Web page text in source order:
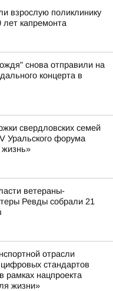
взрослую поликлинику
лет капремонта
снова отправили на
концерта в
свердловских семей
Уральского форума
ветераны-
Ревды собрали 21
отрасли
стандартов
рамках нацпроекта
жизни»